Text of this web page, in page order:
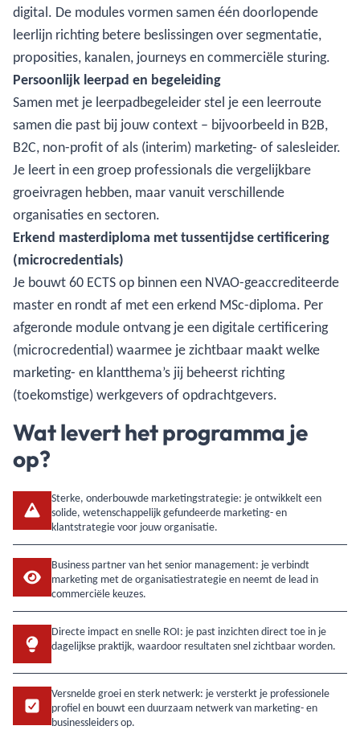
digital. De modules vormen samen één doorlopende
leerlijn richting betere beslissingen over segmentatie,
proposities, kanalen, journeys en commerciële sturing.
Persoonlijk leerpad en begeleiding
Samen met je leerpadbegeleider stel je een leerroute
samen die past bij jouw context – bijvoorbeeld in B2B,
B2C, non-profit of als (interim) marketing- of salesleider.
Je leert in een groep professionals die vergelijkbare
groeivragen hebben, maar vanuit verschillende
organisaties en sectoren.
Erkend masterdiploma met tussentijdse certificering
(microcredentials)
Je bouwt 60 ECTS op binnen een NVAO-geaccrediteerde
master en rondt af met een erkend MSc-diploma. Per
afgeronde module ontvang je een digitale certificering
(microcredential) waarmee je zichtbaar maakt welke
marketing- en klantthema’s jij beheerst richting
(toekomstige) werkgevers of opdrachtgevers.
Wat levert het programma je
op?
Sterke, onderbouwde marketingstrategie: je ontwikkelt een
solide, wetenschappelijk gefundeerde marketing- en
klantstrategie voor jouw organisatie.
Business partner van het senior management: je verbindt
marketing met de organisatiestrategie en neemt de lead in
commerciële keuzes.
Directe impact en snelle ROI: je past inzichten direct toe in je
dagelijkse praktijk, waardoor resultaten snel zichtbaar worden.
Versnelde groei en sterk netwerk: je versterkt je professionele
profiel en bouwt een duurzaam netwerk van marketing- en
businessleiders op.